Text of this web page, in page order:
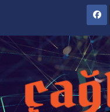
content